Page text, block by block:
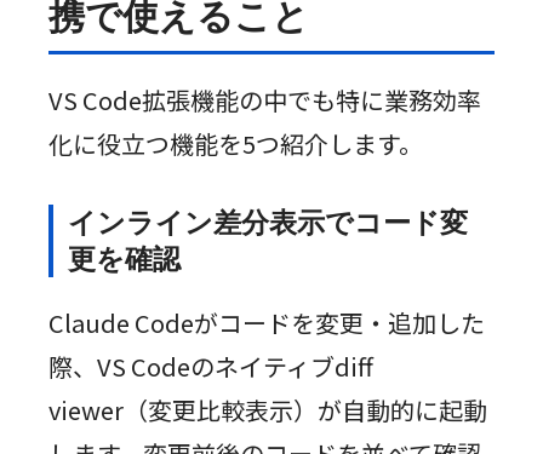
携で使えること
VS Code拡張機能の中でも特に業務効率
化に役立つ機能を5つ紹介します。
インライン差分表示でコード変
更を確認
Claude Codeがコードを変更・追加した
際、VS Codeのネイティブdiff
viewer（変更比較表示）が自動的に起動